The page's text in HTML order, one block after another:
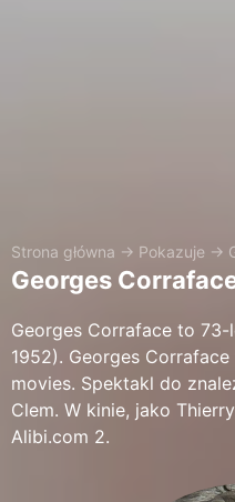
Strona główna → Pokazuje →
Georges
Georges Corraface to
1952). Georges
movies. Spektakl do
Clem. W kinie, jako
Alibi.com 2.